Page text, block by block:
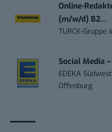
Online-
(m/w/d) B2...
TURCK-Gruppe
Social Media
EDEKA
Offenburg